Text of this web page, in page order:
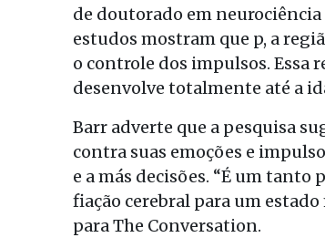
de doutorado em
estudos mostram que p, a
o controle dos impulsos. Essa
desenvolve totalmente até a
Barr adverte que a pesquisa
contra suas emoções e
e a más decisões. “É um
fiação cerebral para um
para The Conversation.